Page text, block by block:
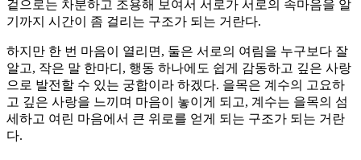
겉으로는 차분하고 조용해 보여서 서로가 서로의 속마음을 알
기까지 시간이 좀 걸리는 구조가 되는 거란다.
하지만 한 번 마음이 열리면, 둘은 서로의 여림을 누구보다 잘
알고, 작은 말 한마디, 행동 하나에도 쉽게 감동하고 깊은 사랑
으로 발전할 수 있는 궁합이라 하겠다. 을목은 계수의 고요하
고 깊은 사랑을 느끼며 마음이 놓이게 되고, 계수는 을목의 섬
세하고 여린 마음에서 큰 위로를 얻게 되는 구조가 되는 거란
다.